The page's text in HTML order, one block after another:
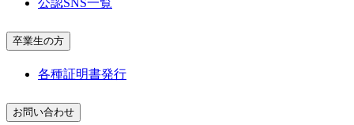
公認SNS一覧
卒業生の方
各種証明書発行
お問い合わせ